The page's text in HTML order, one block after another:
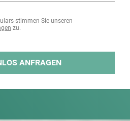
stimmen Sie unseren
zu.